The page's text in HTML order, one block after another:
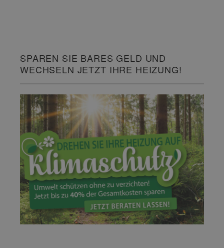
SPAREN SIE BARES GELD UND
WECHSELN JETZT IHRE HEIZUNG!